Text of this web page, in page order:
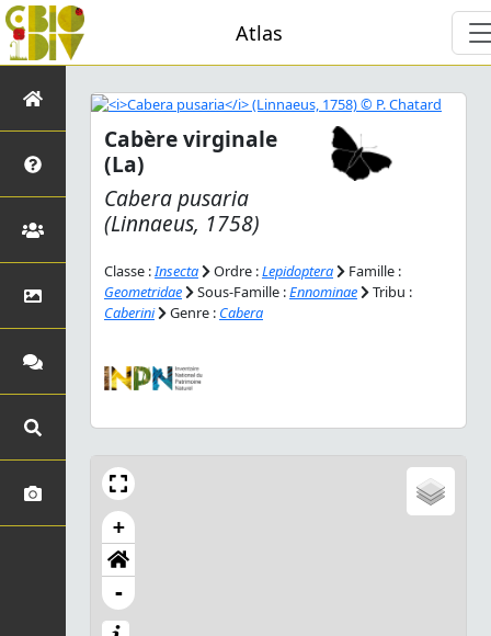
Atlas
Cabère virginale
(La)
Cabera pusaria
(Linnaeus, 1758)
Classe :Insecta Ordre :Lepidoptera
Famille :
Geometridae
Sous-Famille :Ennominae
Tribu :
Caberini
Genre : Cabera
+
-